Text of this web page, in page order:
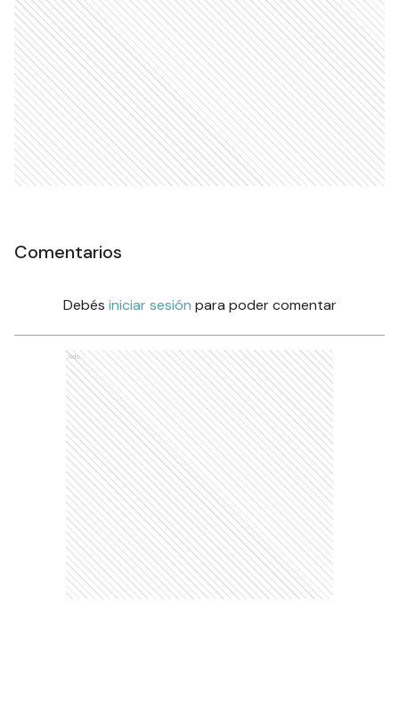
Comentarios
Debés iniciar sesión para poder comentar
Ads